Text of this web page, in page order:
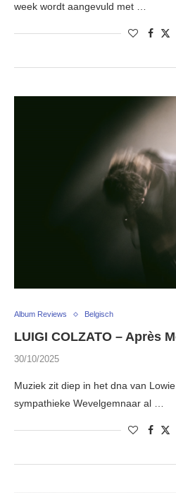
week wordt aangevuld met …
Album Reviews Belgisch
LUIGI COLZATO – Après
30/10/2025
Muziek zit diep in het dna van
sympathieke Wevelgemnaar al …